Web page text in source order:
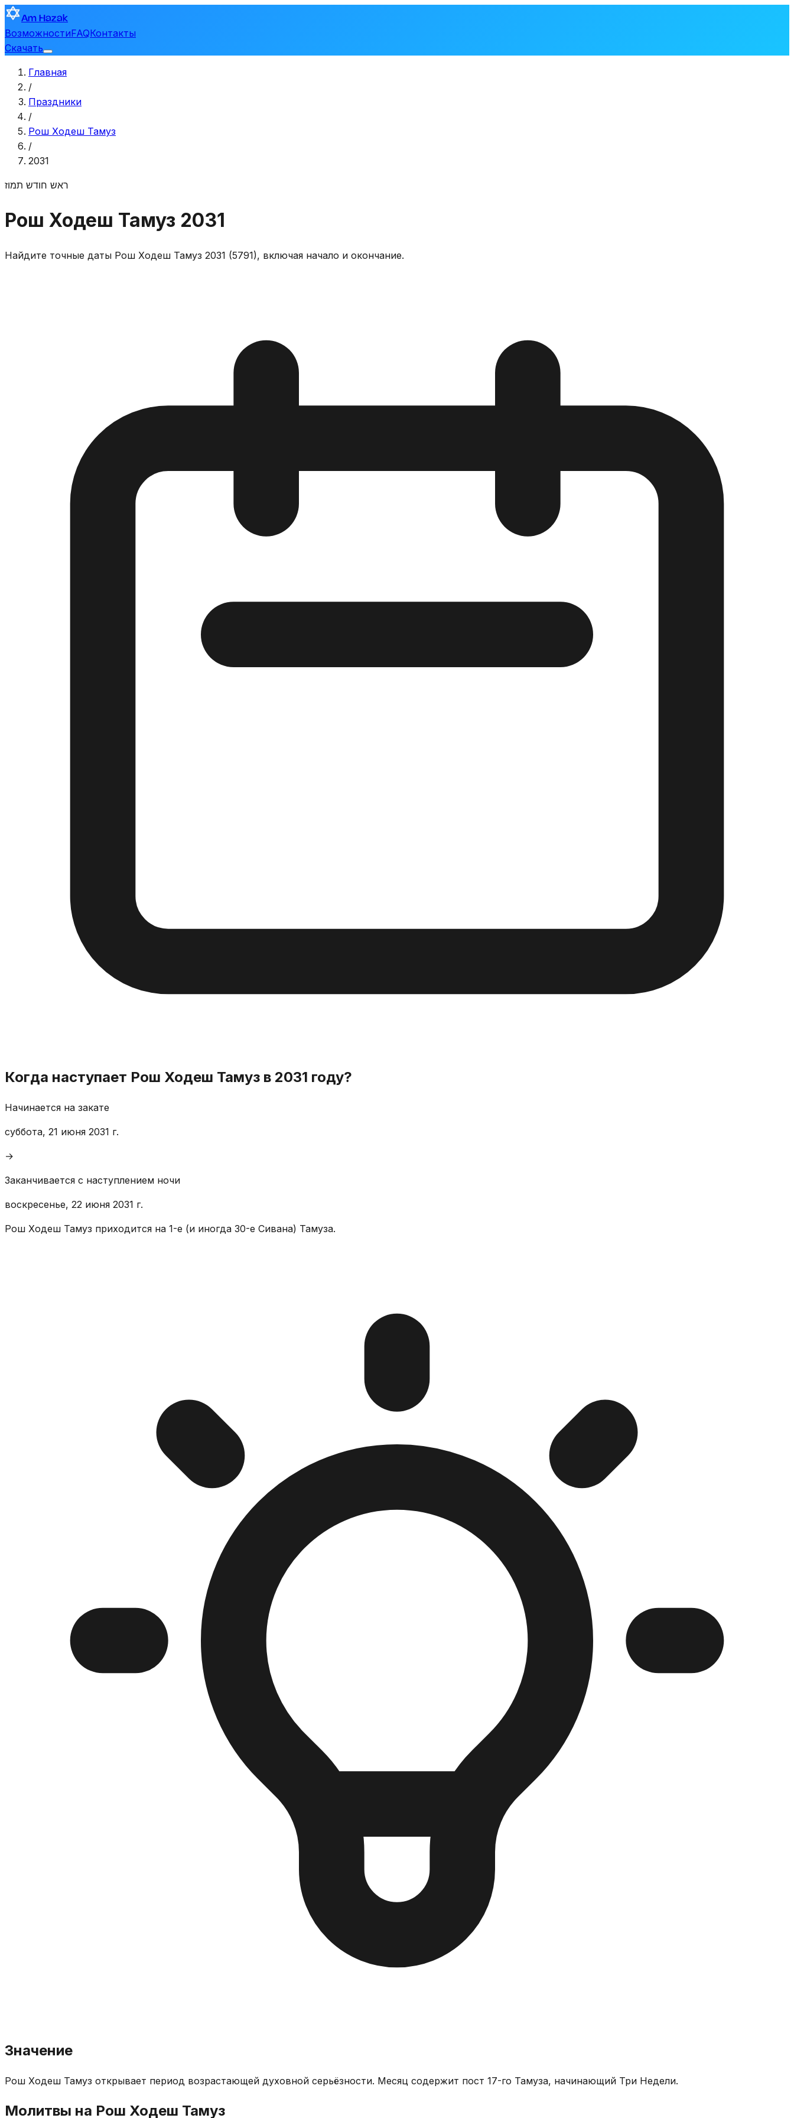
Am Hazak
ВозможностиFAQКонтакты
Скачать
Главная
/
Праздники
/
Рош Ходеш Тамуз
/
2031
ראש חודש תמוז
Рош Ходеш Тамуз 2031
Найдите точные даты Рош Ходеш Тамуз 2031 (5791), включая начало и окончание.
Когда наступает Рош Ходеш Тамуз в 2031 году?
Начинается на закате
суббота, 21 июня 2031 г.
→
Заканчивается с наступлением ночи
воскресенье, 22 июня 2031 г.
Рош Ходеш Тамуз приходится на 1-е (и иногда 30-е Сивана) Тамуза.
Значение
Рош Ходеш Тамуз открывает период возрастающей духовной серьёзности. Месяц содержит пост 17-го Тамуза, начинающий Три Недели.
Молитвы на Рош Ходеш Тамуз